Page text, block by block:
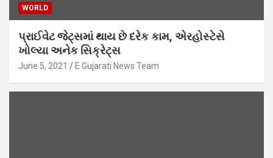
WORLD
પ્રાઈવેટ જેટ્સમાં થાય છે દરેક કામ, એરહોસ્ટેસે
ખોલ્યા અનેક સિક્રેટ્સ
June 5, 2021 E Gujarati News Team